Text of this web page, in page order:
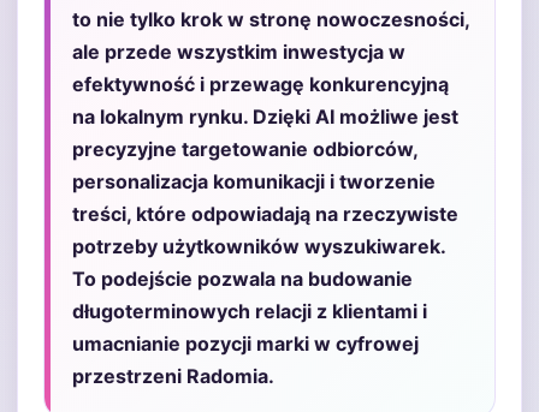
to nie tylko krok w stronę nowoczesności,
ale przede wszystkim inwestycja w
efektywność i przewagę konkurencyjną
na lokalnym rynku. Dzięki AI możliwe jest
precyzyjne targetowanie odbiorców,
personalizacja komunikacji i tworzenie
treści, które odpowiadają na rzeczywiste
potrzeby użytkowników wyszukiwarek.
To podejście pozwala na budowanie
długoterminowych relacji z klientami i
umacnianie pozycji marki w cyfrowej
przestrzeni Radomia.